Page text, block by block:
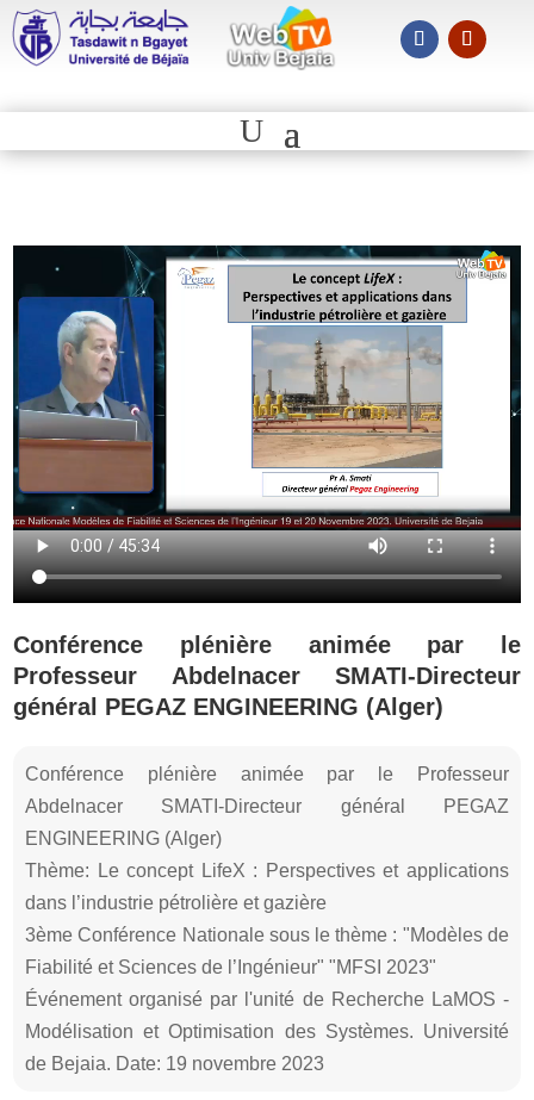
Conférence plénière animée par le
Professeur Abdelnacer SMATI-Directeur
général PEGAZ ENGINEERING (Alger)
Conférence plénière animée par le Professeur
Abdelnacer SMATI-Directeur général PEGAZ
ENGINEERING (Alger)
Thème: Le concept LifeX : Perspectives et applications
dans l’industrie pétrolière et gazière
3ème Conférence Nationale sous le thème : "Modèles de
Fiabilité et Sciences de l’Ingénieur" "MFSI 2023"
Événement organisé par l'unité de Recherche LaMOS -
Modélisation et Optimisation des Systèmes. Université
de Bejaia. Date: 19 novembre 2023